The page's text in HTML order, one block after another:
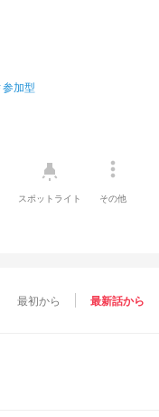
参加型
highlight
スポットライト
more_vert
その他
最初から 最新話から